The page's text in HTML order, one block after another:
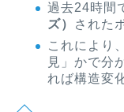
過去24時間
ズ）
された
これにより
見」かで分
れば構造変